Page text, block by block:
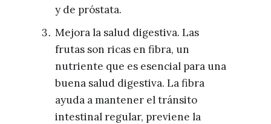
y de próstata.
Mejora la salud digestiva. Las
frutas son ricas en fibra, un
nutriente que es esencial para una
buena salud digestiva. La fibra
ayuda a mantener el tránsito
intestinal regular, previene la